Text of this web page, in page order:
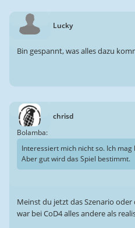
Lucky
Bin gespannt, was alles dazu
chrisd
Bolamba:
Interessiert mich nicht so. Ich
Aber gut wird das Spiel bestimmt.
Meinst du jetzt das Szenario oder
war bei CoD4 alles andere als